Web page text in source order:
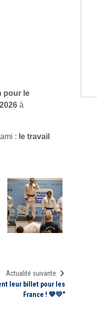
pour le
à
: le travail
Actualité suivante
leur billet pour les
France ! 💙💛"